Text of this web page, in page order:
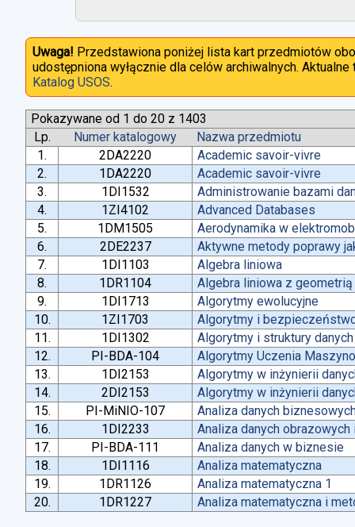
Uwaga! Przedstawiona poniżej lista kart przedmiotów
udostępniona wyłącznie dla celów archiwalnych.
Katalog USOS.
Pokazywane od 1 do 20 z 1403
Lp.
Numer katalogowy
Nazwa przedmiotu
1.
2DA2220
Academic savoir-vivre
2.
1DA2220
Academic savoir-vivre
3.
1DI1532
Administrowanie bazami
4.
1ZI4102
Advanced Databases
5.
1DM1505
Aerodynamika w
6.
2DE2237
Aktywne metody poprawy
7.
1DI1103
Algebra liniowa
8.
1DR1104
Algebra liniowa z geometrią
9.
1DI1713
Algorytmy ewolucyjne
10.
1ZI1703
Algorytmy i
11.
1DI1302
Algorytmy i struktury danych
12.
PI-BDA-104
Algorytmy Uczenia
13.
1DI2153
Algorytmy w inżynierii
14.
2DI2153
Algorytmy w inżynierii
15.
PI-MiNIO-107
Analiza danych
16.
1DI2233
Analiza danych
17.
PI-BDA-111
Analiza danych w biznesie
18.
1DI1116
Analiza matematyczna
19.
1DR1126
Analiza matematyczna 1
20.
1DR1227 Analiza matematyczna i